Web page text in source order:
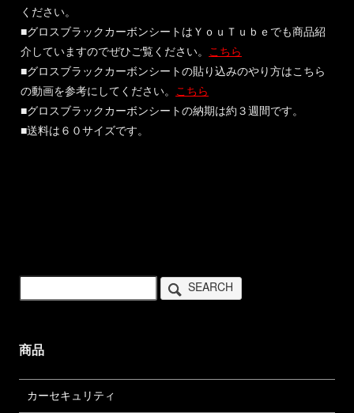
ください。
■グロスブラックカーボンシートはＹｏｕＴｕｂｅでも商品紹
介していますのでぜひご覧ください。 こちら
■グロスブラックカーボンシートの貼り込みのやり方はこちら
の動画を参考にしてください。 こちら
■グロスブラックカーボンシートの納期は約３週間です。
■送料は６０サイズです。
SEARCH
商品
カーセキュリティ